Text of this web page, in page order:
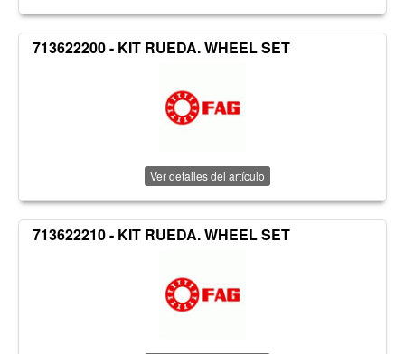
713622200 - KIT RUEDA. WHEEL SET
Ver detalles del artículo
713622210 - KIT RUEDA. WHEEL SET